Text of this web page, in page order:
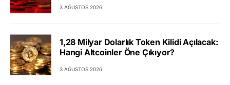
3 AĞUSTOS 2026
1,28 Milyar Dolarlık Token Kilidi Açılacak:
Hangi Altcoinler Öne Çıkıyor?
3 AĞUSTOS 2026